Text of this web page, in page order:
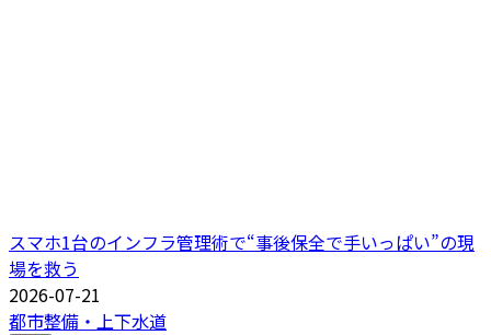
スマホ1台のインフラ管理術で“事後保全で手いっぱい”の現
場を救う
2026-07-21
都市整備・上下水道